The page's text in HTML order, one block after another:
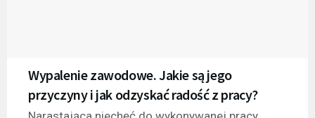
Wypalenie zawodowe. Jakie są jego
przyczyny i jak odzyskać radość z pracy?